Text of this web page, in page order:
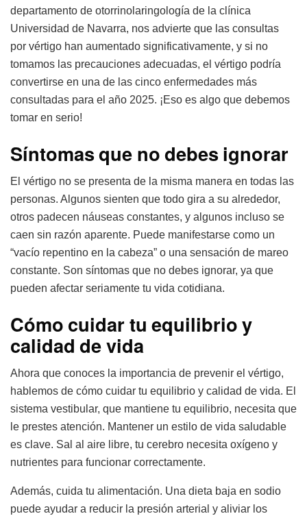
departamento de otorrinolaringología de la clínica
Universidad de Navarra, nos advierte que las consultas
por vértigo han aumentado significativamente, y si no
tomamos las precauciones adecuadas, el vértigo podría
convertirse en una de las cinco enfermedades más
consultadas para el año 2025. ¡Eso es algo que debemos
tomar en serio!
Síntomas que no debes ignorar
El vértigo no se presenta de la misma manera en todas las
personas. Algunos sienten que todo gira a su alrededor,
otros padecen náuseas constantes, y algunos incluso se
caen sin razón aparente. Puede manifestarse como un
“vacío repentino en la cabeza” o una sensación de mareo
constante. Son síntomas que no debes ignorar, ya que
pueden afectar seriamente tu vida cotidiana.
Cómo cuidar tu equilibrio y
calidad de vida
Ahora que conoces la importancia de prevenir el vértigo,
hablemos de cómo cuidar tu equilibrio y calidad de vida. El
sistema vestibular, que mantiene tu equilibrio, necesita que
le prestes atención. Mantener un estilo de vida saludable
es clave. Sal al aire libre, tu cerebro necesita oxígeno y
nutrientes para funcionar correctamente.
Además, cuida tu alimentación. Una dieta baja en sodio
puede ayudar a reducir la presión arterial y aliviar los